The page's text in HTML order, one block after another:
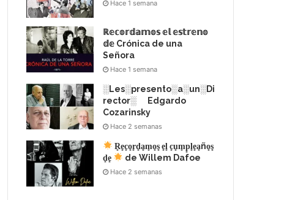
Hace 1 semana
ℝ𝕖𝕔𝕠𝕣𝕕𝕒𝕞𝕠𝕤 𝕖𝕝 𝕖𝕤𝕥𝕣𝕖𝕟𝕠
𝕕𝕖 Crónica de una
Señora
Hace 1 semana
░Les░presento░a░un░Di
rector░ Edgardo
Cozarinsky
Hace 2 semanas
R͙e͙c͙o͙r͙d͙a͙m͙o͙s͙ e͙l͙ c͙u͙m͙p͙l͙e͙a͙ño͙s͙
d͙e͙
de Willem Dafoe
Hace 2 semanas